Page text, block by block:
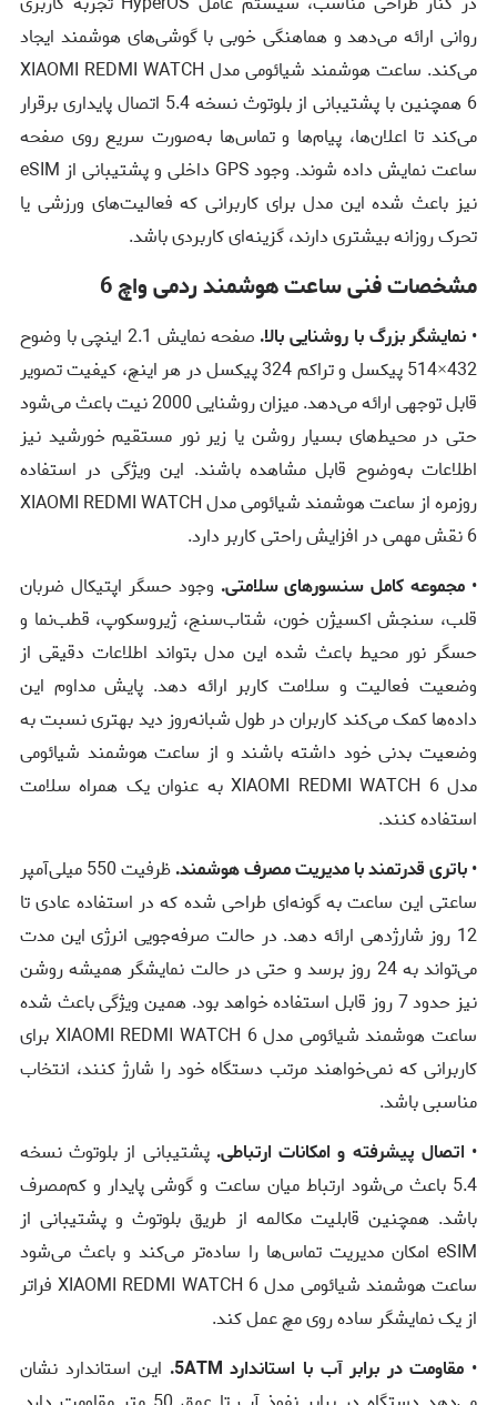
روانی ارائه می‌دهد و هماهنگی خوبی با گوشی‌های هوشمند ایجاد
می‌کند. ساعت هوشمند شیائومی مدل XIAOMI REDMI WATCH
6 همچنین با پشتیبانی از بلوتوث نسخه 5.4 اتصال پایداری برقرار
می‌کند تا اعلان‌ها، پیام‌ها و تماس‌ها به‌صورت سریع روی صفحه
ساعت نمایش داده شوند. وجود GPS داخلی و پشتیبانی از eSIM
نیز باعث شده این مدل برای کاربرانی که فعالیت‌های ورزشی یا
تحرک روزانه بیشتری دارند، گزینه‌ای کاربردی باشد.
مشخصات فنی ساعت هوشمند ردمی واچ 6
• نمایشگر بزرگ با روشنایی بالا.
صفحه نمایش 2.1 اینچی با وضوح
432×514 پیکسل و تراکم 324 پیکسل در هر اینچ، کیفیت تصویر
قابل توجهی ارائه می‌دهد. میزان روشنایی 2000 نیت باعث می‌شود
حتی در محیط‌های بسیار روشن یا زیر نور مستقیم خورشید نیز
اطلاعات به‌وضوح قابل مشاهده باشند. این ویژگی در استفاده
روزمره از ساعت هوشمند شیائومی مدل XIAOMI REDMI WATCH
6 نقش مهمی در افزایش راحتی کاربر دارد.
• مجموعه کامل سنسورهای سلامتی. وجود حسگر اپتیکال ضربان
قلب، سنجش اکسیژن خون، شتاب‌سنج، ژیروسکوپ، قطب‌نما و
حسگر نور محیط باعث شده این مدل بتواند اطلاعات دقیقی از
وضعیت فعالیت و سلامت کاربر ارائه دهد. پایش مداوم این
داده‌ها کمک می‌کند کاربران در طول شبانه‌روز دید بهتری نسبت به
وضعیت بدنی خود داشته باشند و از ساعت هوشمند شیائومی
مدل XIAOMI REDMI WATCH 6 به عنوان یک همراه سلامت
استفاده کنند.
•باتری قدرتمند با مدیریت مصرف هوشمند.
ظرفیت 550 میلی‌آمپر
ساعتی این ساعت به گونه‌ای طراحی شده که در استفاده عادی تا
12 روز شارژدهی ارائه دهد. در حالت صرفه‌جویی انرژی این مدت
می‌تواند به 24 روز برسد و حتی در حالت نمایشگر همیشه روشن
نیز حدود 7 روز قابل استفاده خواهد بود. همین ویژگی باعث شده
ساعت هوشمند شیائومی مدل XIAOMI REDMI WATCH 6 برای
کاربرانی که نمی‌خواهند مرتب دستگاه خود را شارژ کنند، انتخاب
مناسبی باشد.
• اتصال پیشرفته و امکانات ارتباطی. پشتیبانی از بلوتوث نسخه
5.4 باعث می‌شود ارتباط میان ساعت و گوشی پایدار و کم‌مصرف
باشد. همچنین قابلیت مکالمه از طریق بلوتوث و پشتیبانی از
eSIM امکان مدیریت تماس‌ها را ساده‌تر می‌کند و باعث می‌شود
ساعت هوشمند شیائومی مدل XIAOMI REDMI WATCH 6 فراتر
از یک نمایشگر ساده روی مچ عمل کند.
• مقاومت در برابر آب با استاندارد 5ATM.
این استاندارد نشان